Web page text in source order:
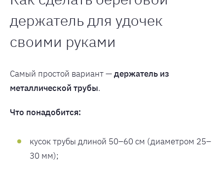
держатель для удочек
своими руками
Самый простой вариант —держатель из
металлической трубы.
Что понадобится:
кусок трубы длиной 50–60 см (диаметром 25–
30 мм);